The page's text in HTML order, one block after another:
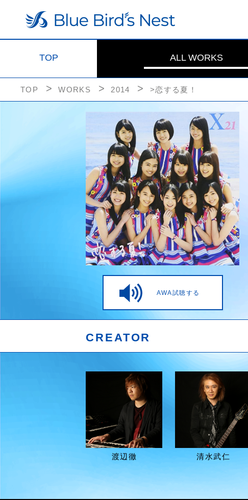
TOP ALL WORKS
TOP WORKS 2014 >恋する夏！
AWA試聴する
CREATOR
渡辺徹 清水武仁